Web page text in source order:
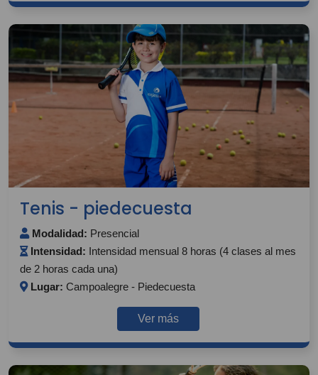
Tenis - piedecuesta
Modalidad: Presencial
Intensidad: Intensidad mensual 8 horas (4 clases al mes
de 2 horas cada una)
Lugar: Campoalegre - Piedecuesta
Ver más